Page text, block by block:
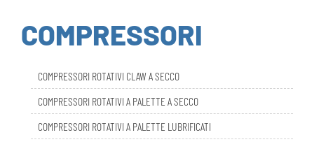
COMPRESSORI
COMPRESSORI ROTATIVI A PALETTE A SECCO
COMPRESSORI ROTATIVI A PALETTE LUBRIFICATI
COMPRESSORI A CANALE LATERALE